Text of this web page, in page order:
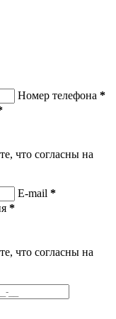
Номер телефона *
что согласны на
E-mail *
*
что согласны на